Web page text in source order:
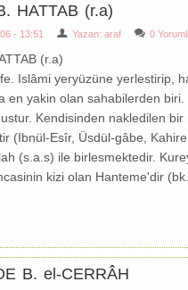
HATTAB (r.a)
- 13:51 Yazan: araf 0
(r.a)
Islâmi yeryüzüne yerlestirip,
en yakin olan sahabilerden
Kendisinden nakledilen
(Ibnül-Esîr, Üsdül-gâbe,
(s.a.s) ile birlesmektedir.
kizi olan Hanteme'dir
B. el-CERRÂH